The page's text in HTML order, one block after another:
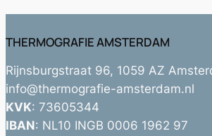
THERMOGRAFIE AMSTERDAM
Rijnsburgstraat 96, 1059 AZ
info@thermografie-amsterdam.nl
KVK: 73605344
IBAN: NL10 INGB 0006 1962 97